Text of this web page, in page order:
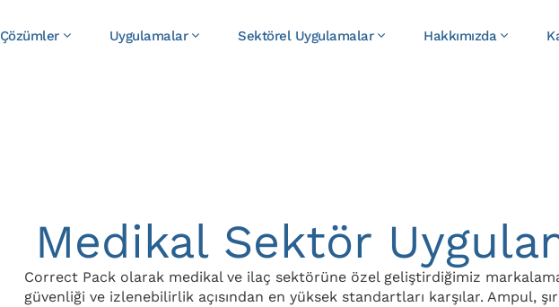
Çözümler Uygulamalar Sektörel Uygulamalar Hakkımızda
Medikal Sektör
ChatGPT:
Correct Pack olarak medikal ve ilaç sektörüne özel geliştirdiğimiz
güvenliği ve izlenebilirlik açısından en yüksek standartları karşılar. Ampul,